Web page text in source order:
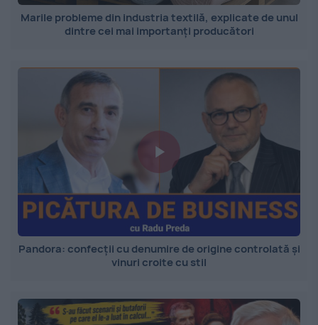
Marile probleme din industria textilă, explicate de unul
dintre cei mai importanți producători
Pandora: confecții cu denumire de origine controlată și
vinuri croite cu stil